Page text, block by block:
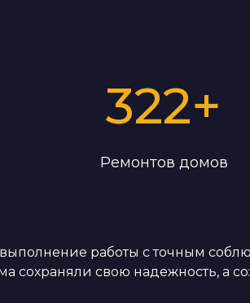
322+
Ремонтов домов
работы с точным
сохраняли свою надежность, а